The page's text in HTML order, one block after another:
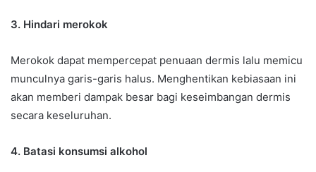
3. Hindari merokok
Merokok dapat mempercepat penuaan dermis lalu memicu
munculnya garis-garis halus. Menghentikan kebiasaan ini
akan memberi dampak besar bagi keseimbangan dermis
secara keseluruhan.
4. Batasi konsumsi alkohol